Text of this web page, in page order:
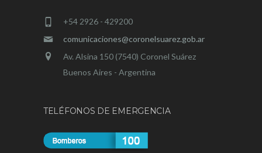
+54 2926 - 429200
comunicaciones@coronelsuarez.gob.ar
Av. Alsina 150 (7540) Coronel Suárez
Buenos Aires - Argentina
TELÉFONOS DE EMERGENCIA